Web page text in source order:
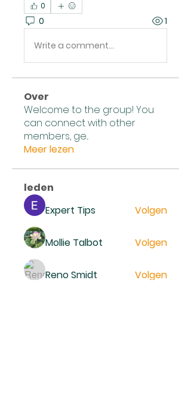
0
0 1
Write a comment...
Over
Welcome to the group! You
can connect with other
members, ge...
Meer lezen
leden
Expert Tips
Volgen
Mollie Talbot Volgen
Reno Smidt Volgen